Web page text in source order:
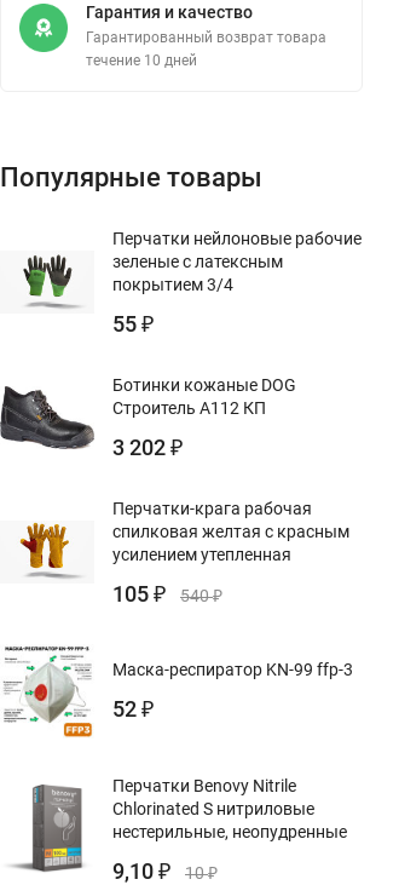
Гарантия и качество
Гарантированный возврат товара
течение 10 дней
Популярные товары
Перчатки нейлоновые рабочие
зеленые с латексным
покрытием 3/4
55 ₽
Ботинки кожаные DOG
Строитель А112 КП
3 202 ₽
Перчатки-крага рабочая
спилковая желтая с красным
усилением утепленная
105 ₽ 540₽
Маска-респиратор KN-99 ffp-3
52 ₽
Перчатки Benovy Nitrile
Chlorinated S нитриловые
нестерильные, неопудренные
9,10 ₽ 10₽